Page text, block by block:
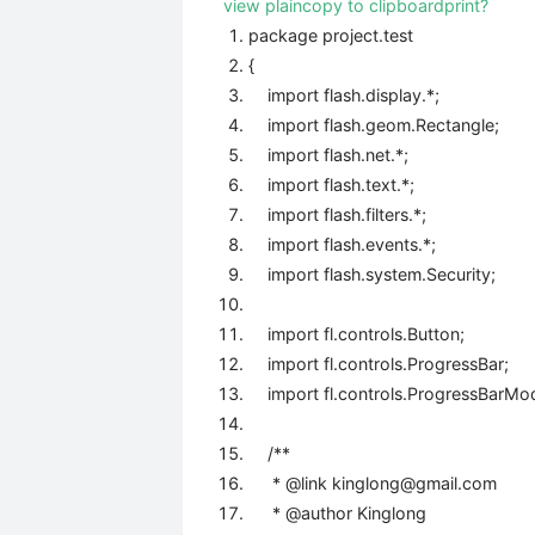
view plaincopy to clipboardprint?
package project.test
{
import flash.display.*;
import flash.geom.Rectangle;
import flash.net.*;
import flash.text.*;
import flash.filters.*;
import flash.events.*;
import flash.system.Security;
import fl.controls.Button;
import fl.controls.ProgressBar;
import
/**
* @link kinglong@gmail.com
* @author Kinglong